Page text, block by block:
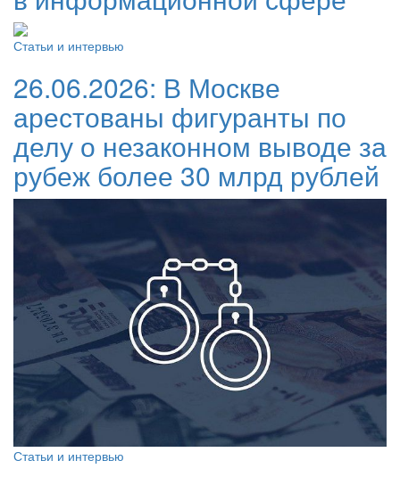
Статьи и интервью
26.06.2026: В Москве
арестованы фигуранты по
делу о незаконном выводе за
рубеж более 30 млрд рублей
Статьи и интервью